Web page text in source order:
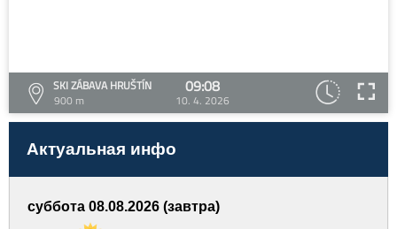
SKI ZÁBAVA HRUŠTÍN
900 m
09:08
10. 4. 2026
Актуальная инфо
суббота 08.08.2026 (завтра)